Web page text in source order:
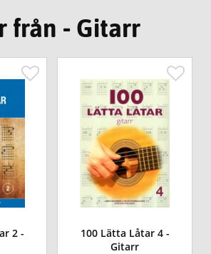
från - Gitarr
2 -
100 Lätta Låtar 4 -
Gitarr